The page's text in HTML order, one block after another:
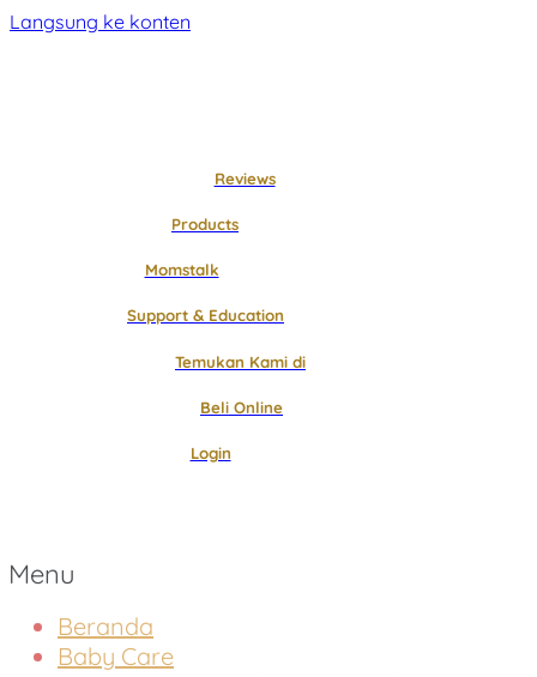
Langsung ke konten
Reviews
Products
Momstalk
Support & Education
Temukan Kami di
Beli Online
Login
Menu
Beranda
Baby Care